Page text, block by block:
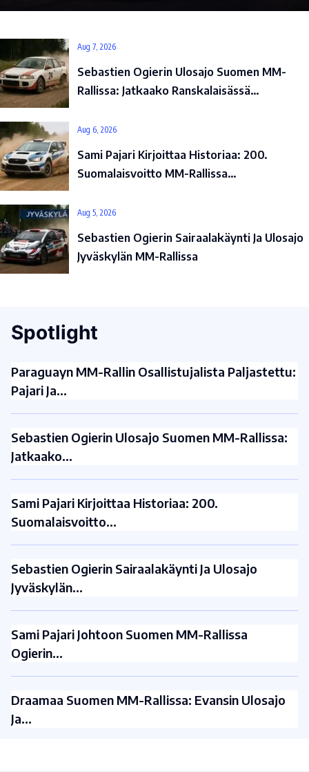
Aug 7, 2026
Sebastien Ogierin Ulosajo Suomen MM-
Rallissa: Jatkaako Ranskalaisässä…
Aug 6, 2026
Sami Pajari Kirjoittaa Historiaa: 200.
Suomalaisvoitto MM-Rallissa…
Aug 5, 2026
Sebastien Ogierin Sairaalakäynti Ja Ulosajo
Jyväskylän MM-Rallissa
Spotlight
Paraguayn MM-Rallin Osallistujalista Paljastettu:
Pajari Ja…
Sebastien Ogierin Ulosajo Suomen MM-Rallissa:
Jatkaako…
Sami Pajari Kirjoittaa Historiaa: 200.
Suomalaisvoitto…
Sebastien Ogierin Sairaalakäynti Ja Ulosajo
Jyväskylän…
Sami Pajari Johtoon Suomen MM-Rallissa
Ogierin…
Draamaa Suomen MM-Rallissa: Evansin Ulosajo
Ja…